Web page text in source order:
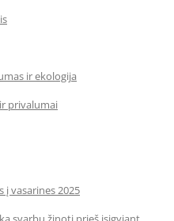
ir ekologija
privalumai
į vasarines 2025